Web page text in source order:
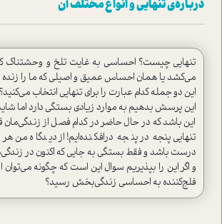
درباره‌ی تنهایی و انواع مختلف آن
تنهایی چیست؟ احساسی به غایت تلخ و وحشتناک که
می‌کشد یا همان احساس عمیق و اصیلی که ما را زنده
این دو جمله کدام عبارت را برای تنهایی انتخاب
این پرسش بدهیم به موارد زیادی بستگی دارد اما
این باشد که در حال حاضر در کدام فصل از زندگی‌مان
تنهایی پنجه در پنجه درافکنده‌ایم! از دیدگاه من
درست باشد و فقط بستگی به جایی که اکنون در
و اگر این را بپذیریم سوال این است که چگونه می‌توان
فلج‌کننده به احساسی زندگی‌بخش رسید؟